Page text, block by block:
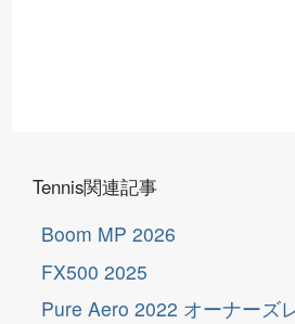
Tennis関連記事
Boom MP 2026
FX500 2025
Pure Aero 2022 オーナーズ